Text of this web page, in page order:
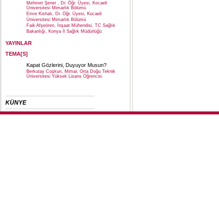
Mehmet Şener , Dr. Öğr. Üyesi, Kocaeli
Üniversitesi Mimarlık Bölümü
Emre Kishalı, Dr. Öğr. Üyesi, Kocaeli
Üniversitesi Mimarlık Bölümü
Faik Afşeören, İnşaat Mühendisi, TC Sağlık
Bakanlığı, Konya İl Sağlık Müdürlüğü
YAYINLAR
TEMA[S]
Kapat Gözlerini, Duyuyor Musun?
Berkutay Coşkun, Mimar, Orta Doğu Teknik
Üniversitesi Yüksek Lisans Öğrencisi
KÜNYE